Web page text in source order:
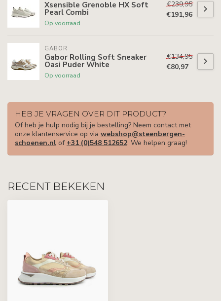
Xsensible Grenoble HX Soft
Pearl Combi
Op voorraad
€239,95
€191,96
GABOR
Gabor Rolling Soft Sneaker
Oasi Puder White
Op voorraad
€134,95
€80,97
HEB JE VRAGEN OVER DIT PRODUCT?
Of heb je hulp nodig bij je bestelling? Neem contact met
onze klantenservice op via webshop@steenbergen-
schoenen.nl of +31 (0)548 512652. We helpen graag!
RECENT BEKEKEN